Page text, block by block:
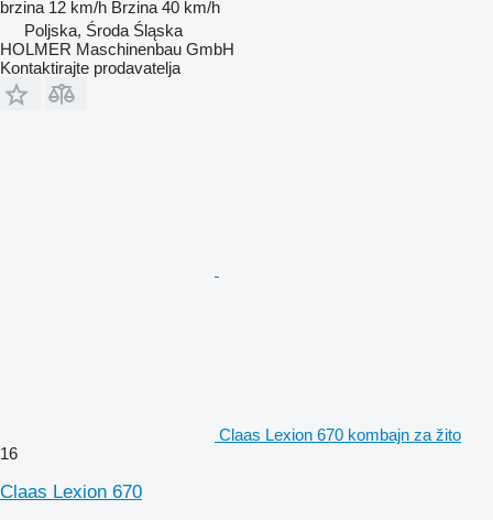
brzina 12 km/h Brzina 40 km/h
Poljska, Środa Śląska
HOLMER Maschinenbau GmbH
Kontaktirajte prodavatelja
Claas Lexion 670 kombajn za žito
16
Claas Lexion 670